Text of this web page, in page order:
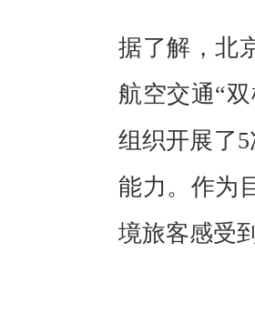
据了解，北
航空交通“
组织开展了
能力。作为
境旅客感受